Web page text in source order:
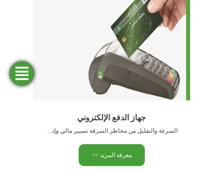
جهاز الدفع الإلكتروني
معرفة المزيد >>
ابحث
عن وكالة
طلب
تمويل
المحاكاة
فتح
حساب